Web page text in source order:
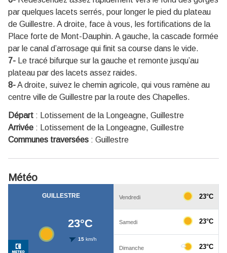
par quelques lacets serrés, pour longer le pied du plateau
de Guillestre. A droite, face à vous, les fortifications de la
Place forte de Mont-Dauphin. A gauche, la cascade formée
par le canal d’arrosage qui finit sa course dans le vide.
7- Le tracé bifurque sur la gauche et remonte jusqu’au
plateau par des lacets assez raides.
8-A droite, suivez le chemin agricole, qui vous ramène au
centre ville de Guillestre par la route des Chapelles.
Départ :
Lotissement de la Longeagne, Guillestre
Arrivée :
Lotissement de la Longeagne, Guillestre
Communes traversées : Guillestre
Météo